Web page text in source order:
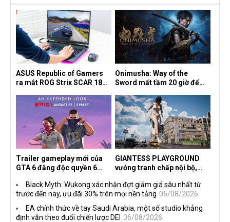
ASUS Republic of Gamers
ra mắt ROG Strix SCAR 18
Onimusha: Way of the
Sword mất tầm 20 giờ để
dành cho newbie và lão làng
Trailer gameplay mới của
GTA 6 đăng độc quyền 6
đang quá tham?
GIANTESS PLAYGROUND
vướng tranh chấp nội bộ,
ngầm chiếm đoạt doanh thu
Black Myth: Wukong xác nhận đợt giảm giá sâu nhất từ
trước đến nay, ưu đãi 30% trên mọi nền tảng 06/08/2026
EA chính thức về tay Saudi Arabia, một số studio khẳng
định vẫn theo đuổi chiến lược DEI
06/08/2026